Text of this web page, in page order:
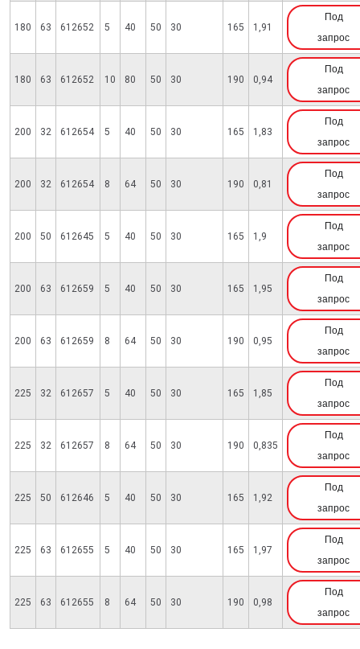
180 63 612652 5 40 50 30 165 1,91
Под
запрос
180 63 612652 10 80 50 30 190 0,94
Под
запрос
200 32 612654 5 40 50 30 165 1,83
Под
запрос
200 32 612654 8 64 50 30 190 0,81
Под
запрос
200 50 612645 5 40 50 30 165 1,9
Под
запрос
200 63 612659 5 40 50 30 165 1,95
Под
запрос
200 63 612659 8 64 50 30 190 0,95
Под
запрос
225 32 612657 5 40 50 30 165 1,85
Под
запрос
225 32 612657 8 64 50 30 190 0,835
Под
запрос
225 50 612646 5 40 50 30 165 1,92
Под
запрос
225 63 612655 5 40 50 30 165 1,97
Под
запрос
225 63 612655 8 64 50 30 190 0,98
Под
запрос